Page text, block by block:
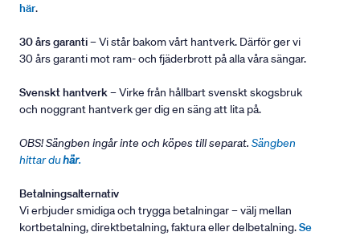
här.
30 års garanti– Vi står bakom vårt hantverk. Därför ger vi
30 års garanti mot ram- och fjäderbrott på alla våra sängar.
Svenskt hantverk– Virke från hållbart svenskt skogsbruk
och noggrant hantverk ger dig en säng att lita på.
OBS! Sängben ingår inte och köpes till separat. Sängben
hittar duhär.
Betalningsalternativ
Vi erbjuder smidiga och trygga betalningar – välj mellan
kortbetalning, direktbetalning, faktura eller delbetalning.Se